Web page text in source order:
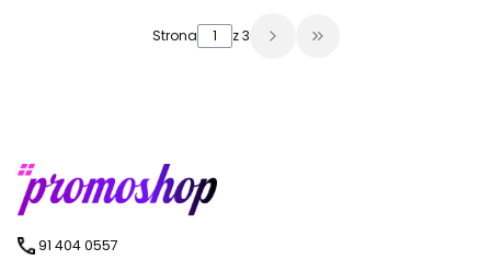
Strona z 3 Przejdź do ostatniej
91 404 0557